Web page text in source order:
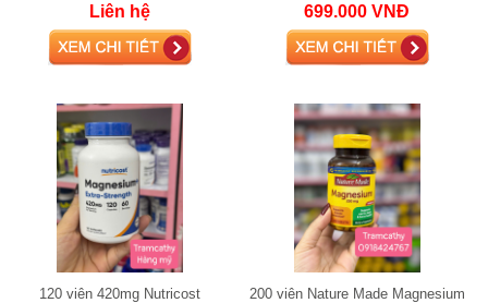
& Xương Khớp
Liên hệ
mạch
699.000 VNĐ
120 viên 420mg Nutricost
200 viên Nature Made Magnesium